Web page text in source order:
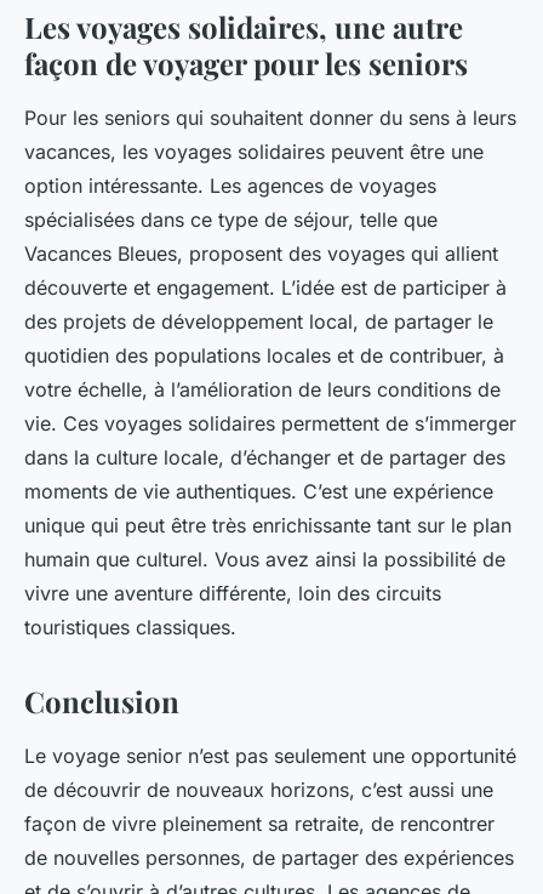
Les voyages solidaires, une autre
façon de voyager pour les seniors
Pour les seniors qui souhaitent donner du sens à leurs
vacances, les voyages solidaires peuvent être une
option intéressante. Les agences de voyages
spécialisées dans ce type de séjour, telle que
Vacances Bleues, proposent des voyages qui allient
découverte et engagement. L’idée est de participer à
des projets de développement local, de partager le
quotidien des populations locales et de contribuer, à
votre échelle, à l’amélioration de leurs conditions de
vie. Ces voyages solidaires permettent de s’immerger
dans la culture locale, d’échanger et de partager des
moments de vie authentiques. C’est une expérience
unique qui peut être très enrichissante tant sur le plan
humain que culturel. Vous avez ainsi la possibilité de
vivre une aventure différente, loin des circuits
touristiques classiques.
Conclusion
Le voyage senior n’est pas seulement une opportunité
de découvrir de nouveaux horizons, c’est aussi une
façon de vivre pleinement sa retraite, de rencontrer
de nouvelles personnes, de partager des expériences